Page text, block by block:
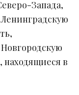
Запада,
находящиеся в